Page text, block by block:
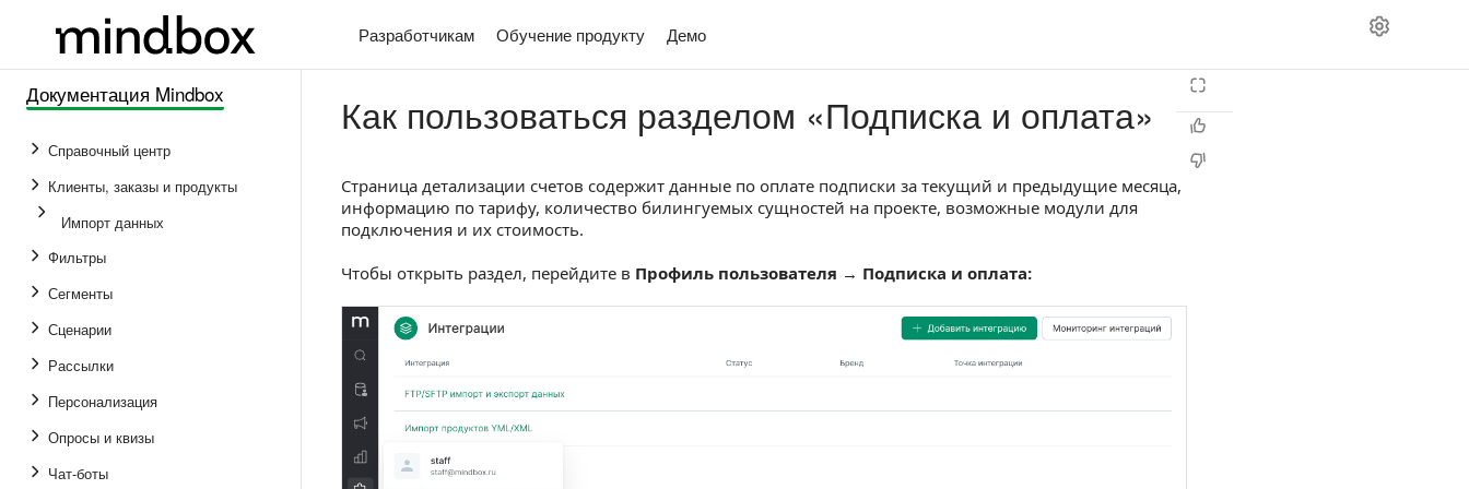
Разработчикам Обучение продукту Демо
Документация Mindbox
Справочный центр
Клиенты, заказы и продукты
Импорт данных
Фильтры
Сегменты
Сценарии
Рассылки
Персонализация
Опросы и квизы
Чат-боты
Как пользоваться разделом «Подписка и оплата»
Страница детализации счетов содержит данные по оплате подписки за текущий и предыдущие месяца,
информацию по тарифу, количество билингуемых сущностей на проекте, возможные модули для
подключения и их стоимость.
Чтобы открыть раздел, перейдите в Профиль пользователя → Подписка и оплата: